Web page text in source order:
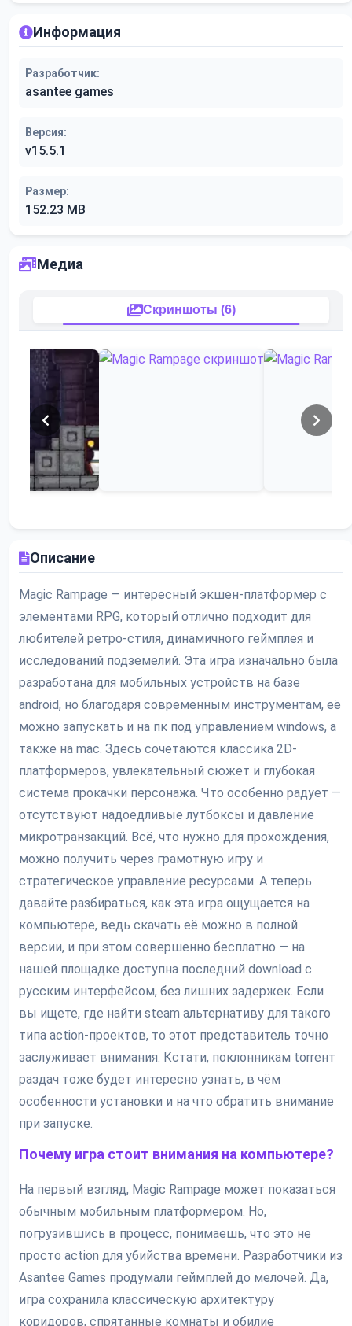
Информация
Разработчик:
asantee games
Версия:
v15.5.1
Размер:
152.23 MB
Медиа
Скриншоты (6)
Описание
Magic Rampage — интересный экшен-платформер с
элементами RPG, который отлично подходит для
любителей ретро-стиля, динамичного геймплея и
исследований подземелий. Эта игра изначально была
разработана для мобильных устройств на базе
android, но благодаря современным инструментам, её
можно запускать и на пк под управлением windows, а
также на mac. Здесь сочетаются классика 2D-
платформеров, увлекательный сюжет и глубокая
система прокачки персонажа. Что особенно радует —
отсутствуют надоедливые лутбоксы и давление
микротранзакций. Всё, что нужно для прохождения,
можно получить через грамотную игру и
стратегическое управление ресурсами. А теперь
давайте разбираться, как эта игра ощущается на
компьютере, ведь скачать её можно в полной
версии, и при этом совершенно бесплатно — на
нашей площадке доступна последний download с
русским интерфейсом, без лишних задержек. Если
вы ищете, где найти steam альтернативу для такого
типа action-проектов, то этот представитель точно
заслуживает внимания. Кстати, поклонникам torrент
раздач тоже будет интересно узнать, в чём
особенности установки и на что обратить внимание
при запуске.
Почему игра стоит внимания на компьютере?
На первый взгляд, Magic Rampage может показаться
обычным мобильным платформером. Но,
погрузившись в процесс, понимаешь, что это не
просто action для убийства времени. Разработчики из
Asantee Games продумали геймплей до мелочей. Да,
игра сохранила классическую архитектуру
коридоров, спрятанные комнаты и обилие